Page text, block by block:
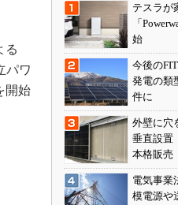
る
パワ
開始
テスラが
「
始
今後の
発電の類
件に
外壁に穴
垂直設置
本格販売
電気事
模電源や